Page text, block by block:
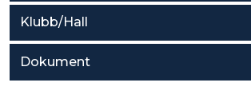
Klubb/Hall
Dokument